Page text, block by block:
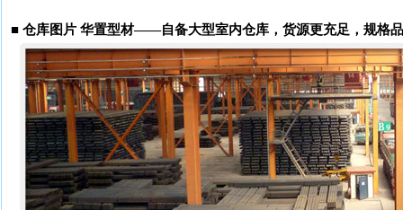
■ 仓库图片 华置型材——自备大型室内仓库，货源更充足，规格